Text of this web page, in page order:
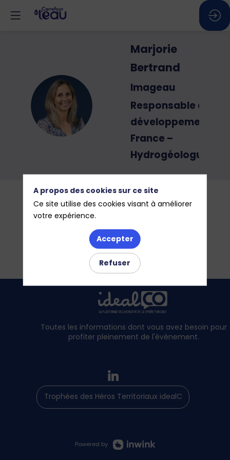
MB
Marjorie
Bertrand
Imageau
Responsable du
développement
France –
Hydrogéologue
Toutes les informations dont vous avez besoin pour
profiter pleinement de l'évènement.
Trophées des Héros Territoriaux idealCO
Powered by
A propos des cookies sur ce site
Ce site utilise des cookies visant à améliorer
votre expérience.
Accepter
Refuser